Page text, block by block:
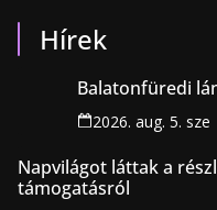
Hírek
Balatonfüredi
2026. aug. 5. sze
Napvilágot láttak a
támogatásról